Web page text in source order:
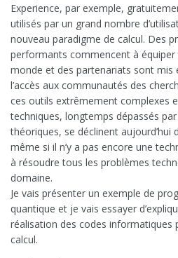
Experience, par exemple,
utilisés par un grand nombre
nouveau paradigme de calcul. Des
performants commencent à
monde et des partenariats sont mis
l’accès aux communautés des
ces outils extrêmement complexes
techniques, longtemps dépassés
théoriques, se déclinent aujourd’hui
même si il n’y a pas encore une
à résoudre tous les problèmes
domaine.
Je vais présenter un exemple de
quantique et je vais essayer
réalisation des codes informatiques
calcul.